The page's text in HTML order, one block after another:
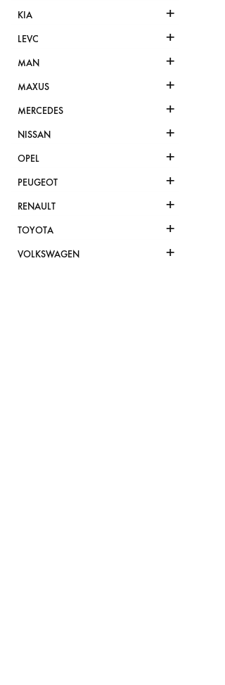
KIA +
LEVC +
MAN +
MAXUS +
MERCEDES +
NISSAN +
OPEL +
PEUGEOT +
RENAULT +
TOYOTA +
VOLKSWAGEN +